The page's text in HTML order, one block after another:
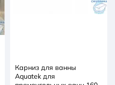
Карниз для ванны
Aquatek для